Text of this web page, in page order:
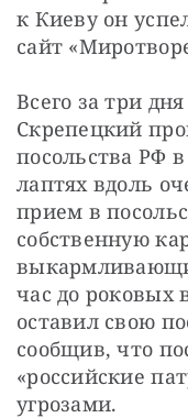
к Киеву он
сайт
Всего за три
Скрепецкий
посольства РФ
лаптях вдоль
прием в
собственную
час до роковых
оставил свою
сообщив, что
«российские
угрозами.